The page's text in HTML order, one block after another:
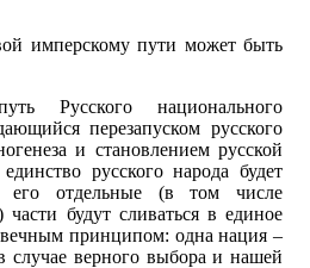
имперскому пути может быть
Русского национального
перезапуском русского
и становлением русской
русского народа будет
отдельные (в том числе
будут сливаться в единое
вечным принципом: одна нация –
случае верного выбора и нашей